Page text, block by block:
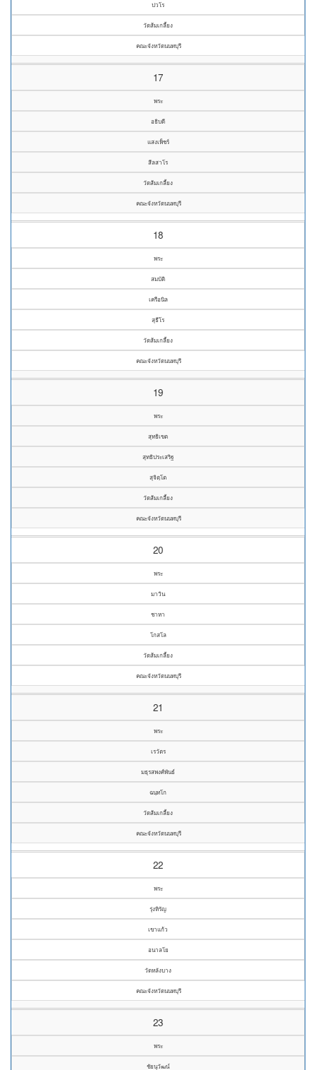
ปวโร
วัดส้มเกลี้ยง
คณะจังหวัดนนทบุรี
17
พระ
อธิบดี
แสงเพ็ชร์
สีลสาโร
วัดส้มเกลี้ยง
คณะจังหวัดนนทบุรี
18
พระ
สมบัติ
เครือนิล
สุธีโร
วัดส้มเกลี้ยง
คณะจังหวัดนนทบุรี
19
พระ
สุทธิเขต
สุทธิประเสริฐ
สุจิตฺโต
วัดส้มเกลี้ยง
คณะจังหวัดนนทบุรี
20
พระ
มาวิน
ชาหา
โกสโล
วัดส้มเกลี้ยง
คณะจังหวัดนนทบุรี
21
พระ
เรวัตร
มธุรสพงศ์พันธ์
ฉนฺทโก
วัดส้มเกลี้ยง
คณะจังหวัดนนทบุรี
22
พระ
รุ่งหิรัญ
เขาแก้ว
อนาลโย
วัดหลังบาง
คณะจังหวัดนนทบุรี
23
พระ
ชัยนุวัฒน์